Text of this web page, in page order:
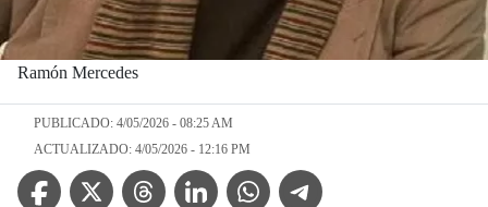
Ramón Mercedes
PUBLICADO: 4/05/2026 - 08:25 AM
ACTUALIZADO: 4/05/2026 - 12:16 PM
Facebook IconTwitter IconThreads IconLinkedin IconWhatsApp IconTelegram Icon